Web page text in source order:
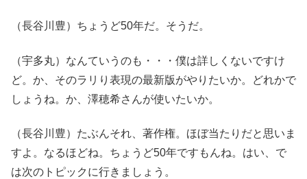
（長谷川豊）ちょうど50年だ。そうだ。
（宇多丸）なんていうのも・・・僕は詳しくないですけ
ど。か、そのラリり表現の最新版がやりたいか。どれかで
しょうね。か、澤穂希さんが使いたいか。
（長谷川豊）たぶんそれ、著作権。ほぼ当たりだと思いま
すよ。なるほどね。ちょうど50年ですもんね。はい、で
は次のトピックに行きましょう。